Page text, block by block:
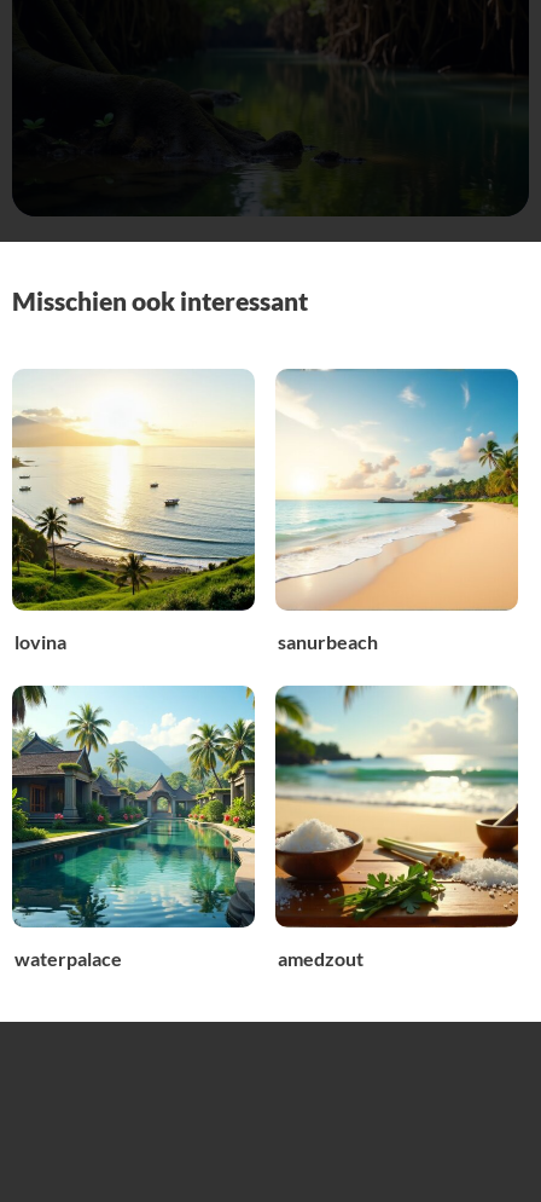
Misschien ook interessant
lovina sanurbeach
waterpalace amedzout